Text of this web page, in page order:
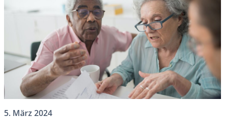
5. März 2024